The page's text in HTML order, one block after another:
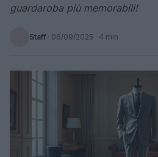
guardaroba più memorabili!
Staff · 06/09/2025 · 4 min